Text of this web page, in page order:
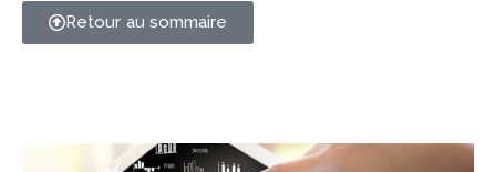
Retour au sommaire